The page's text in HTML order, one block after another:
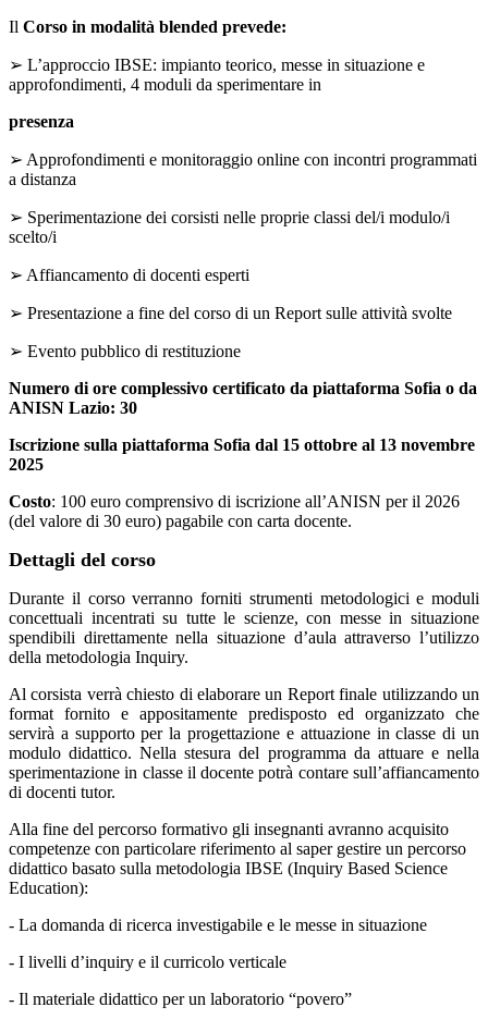
Il Corso in modalità blended prevede:
➢ L’approccio IBSE: impianto teorico, messe in situazione e
approfondimenti, 4 moduli da sperimentare in
presenza
➢ Approfondimenti e monitoraggio online con incontri programmati
a distanza
➢ Sperimentazione dei corsisti nelle proprie classi del/i modulo/i
scelto/i
➢ Affiancamento di docenti esperti
➢ Presentazione a fine del corso di un Report sulle attività svolte
➢ Evento pubblico di restituzione
Numero di ore complessivo certificato da piattaforma Sofia o da
ANISN Lazio: 30
Iscrizione sulla piattaforma Sofia dal 15 ottobre al 13 novembre
2025
Costo: 100 euro comprensivo di iscrizione all’ANISN per il 2026
(del valore di 30 euro) pagabile con carta docente.
Dettagli del corso
Durante il corso verranno forniti strumenti metodologici e moduli
concettuali incentrati su tutte le scienze, con messein situazione
spendibili direttamente nella situazione d’aula attraverso l’utilizzo
della metodologia Inquiry.
Al corsista verrà chiesto di elaborare un Report finale utilizzando un
format fornito e appositamente predisposto ed organizzato che
servirà a supporto per la progettazione e attuazione in classe di un
modulo didattico. Nella stesura del programma da attuare e nella
sperimentazione in classe il docente potrà contare sull’affiancamento
di docenti tutor.
Alla fine del percorso formativo gli insegnanti avranno acquisito
competenze con particolare riferimento al saper gestire un percorso
didattico basato sulla metodologia IBSE (Inquiry Based Science
Education):
- La domanda di ricerca investigabile e le messe in situazione
- I livelli d’inquiry e il curricolo verticale
- Il materiale didattico per un laboratorio “povero”